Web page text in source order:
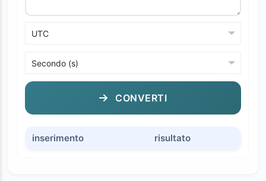
CONVERTI
inserimento risultato